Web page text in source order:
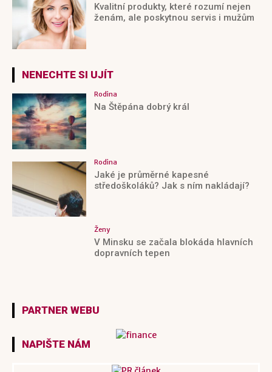
Kvalitní produkty, které rozumí nejen
ženám, ale poskytnou servis i mužům
NENECHTE SI UJÍT
Rodina
Na Štěpána dobrý král
Rodina
Jaké je průměrné kapesné
středoškoláků? Jak s ním nakládají?
Ženy
V Minsku se začala blokáda hlavních
dopravních tepen
PARTNER WEBU
NAPIŠTE NÁM